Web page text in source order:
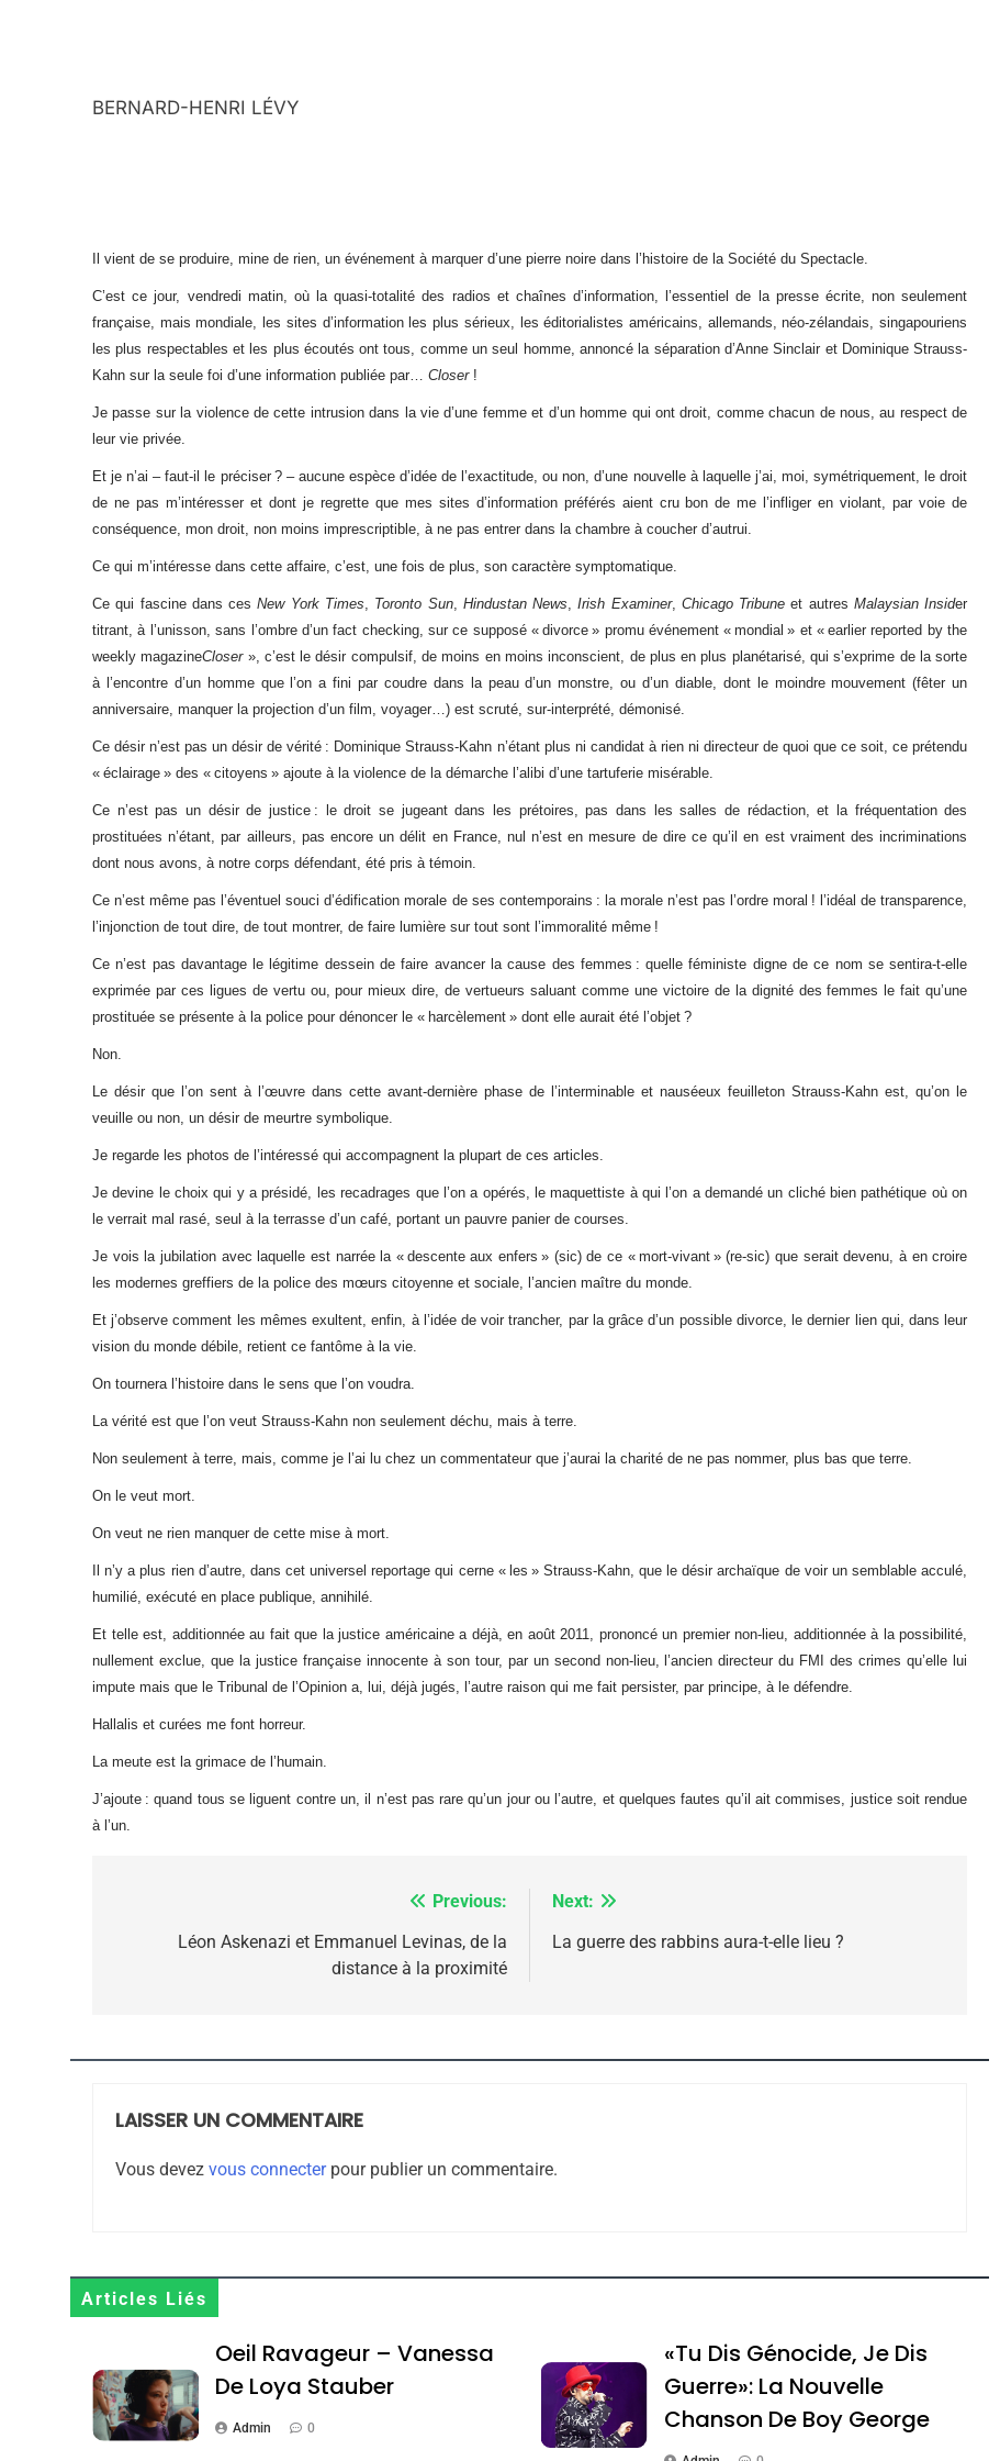
BERNARD-HENRI LÉVY
Il vient de se produire, mine de rien, un événement à marquer d’une pierre noire dans l’histoire de la Société du Spectacle.
C’est ce jour, vendredi matin, où la quasi-totalité des radios et chaînes d’information, l’essentiel de la presse écrite, non seulement
française, mais mondiale, les sites d’information les plus sérieux, les éditorialistes américains, allemands, néo-zélandais, singapouriens
les plus respectables et les plus écoutés ont tous, comme un seul homme, annoncé la séparation d’Anne Sinclair et Dominique Strauss-
Kahn sur la seule foi d’une information publiée par…
Closer !
Je passe sur la violence de cette intrusion dans la vie d’une femme et d’un homme qui ont droit, comme chacun de nous, au respect de
leur vie privée.
Et je n’ai – faut-il le préciser ? – aucune espèce d’idée de l’exactitude, ou non, d’une nouvelle à laquelle j’ai, moi, symétriquement, le droit
de ne pas m’intéresser et dont je regrette que mes sites d’information préférés aient cru bon de me l’infliger en violant, par voie de
conséquence, mon droit, non moins imprescriptible, à ne pas entrer dans la chambre à coucher d’autrui.
Ce qui m’intéresse dans cette affaire, c’est, une fois de plus, son caractère symptomatique.
Ce qui fascine dans ces New York Times Toronto Sun, Hindustan News Irish Examiner, Chicago Tribune et autres Malaysian Insider
titrant, à l’unisson, sans l’ombre d’un fact checking, sur ce supposé « divorce » promu événement « mondial » et « earlier reported by the
weekly magazineCloser », c’est le désir compulsif, de moins en moins inconscient, de plus en plus planétarisé, qui s’exprime de la sorte
à l’encontre d’un homme que l’on a fini par coudre dans la peau d’un monstre, ou d’un diable, dont le moindre mouvement (fêter un
anniversaire, manquer la projection d’un film, voyager…) est scruté, sur-interprété, démonisé.
Ce désir n’est pas un désir de vérité : Dominique Strauss-Kahn n’étant plus ni candidat à rien ni directeur de quoi que ce soit, ce prétendu
« éclairage » des « citoyens » ajoute à la violence de la démarche l’alibi d’une tartuferie misérable.
Ce n’est pas un désir de justice : le droit se jugeant dans les prétoires, pas dans les salles de rédaction, et la fréquentation des
prostituées n’étant, par ailleurs, pas encore un délit en France, nul n’est en mesure de dire ce qu’il en est vraiment des incriminations
dont nous avons, à notre corps défendant, été pris à témoin.
Ce n’est même pas l’éventuel souci d’édification morale de ses contemporains : la morale n’est pas l’ordre moral ! l’idéal de transparence,
l’injonction de tout dire, de tout montrer, de faire lumière sur tout sont l’immoralité même !
Ce n’est pas davantage le légitime dessein de faire avancer la cause des femmes : quelle féministe digne de ce nom se sentira-t-elle
exprimée par ces ligues de vertu ou, pour mieux dire, de vertueurs saluant comme une victoire de la dignité des femmes le fait qu’une
prostituée se présente à la police pour dénoncer le « harcèlement » dont elle aurait été l’objet ?
Non.
Le désir que l’on sent à l’œuvre dans cette avant-dernière phase de l’interminable et nauséeux feuilleton Strauss-Kahn est, qu’on le
veuille ou non, un désir de meurtre symbolique.
Je regarde les photos de l’intéressé qui accompagnent la plupart de ces articles.
Je devine le choix qui y a présidé, les recadrages que l’on a opérés, le maquettiste à qui l’on a demandé un cliché bien pathétique où on
le verrait mal rasé, seul à la terrasse d’un café, portant un pauvre panier de courses.
Je vois la jubilation avec laquelle est narrée la « descente aux enfers » (sic) de ce « mort-vivant » (re-sic) que serait devenu, à en croire
les modernes greffiers de la police des mœurs citoyenne et sociale, l’ancien maître du monde.
Et j’observe comment les mêmes exultent, enfin, à l’idée de voir trancher, par la grâce d’un possible divorce, le dernier lien qui, dans leur
vision du monde débile, retient ce fantôme à la vie.
On tournera l’histoire dans le sens que l’on voudra.
La vérité est que l’on veut Strauss-Kahn non seulement déchu, mais à terre.
Non seulement à terre, mais, comme je l’ai lu chez un commentateur que j’aurai la charité de ne pas nommer, plus bas que terre.
On le veut mort.
On veut ne rien manquer de cette mise à mort.
Il n’y a plus rien d’autre, dans cet universel reportage qui cerne « les » Strauss-Kahn, que le désir archaïque de voir un semblable acculé,
humilié, exécuté en place publique, annihilé.
Et telle est, additionnée au fait que la justice américaine a déjà, en août 2011, prononcé un premier non-lieu, additionnée à la possibilité,
nullement exclue, que la justice française innocente à son tour, par un second non-lieu, l’ancien directeur du FMI des crimes qu’elle lui
impute mais que le Tribunal de l’Opinion a, lui, déjà jugés, l’autre raison qui me fait persister, par principe, à le défendre.
Hallalis et curées me font horreur.
La meute est la grimace de l’humain.
J’ajoute : quand tous se liguent contre un, il n’est pas rare qu’un jour ou l’autre, et quelques fautes qu’il ait commises, justice soit rendue
à l’un.
Previous:
Léon Askenazi et Emmanuel Levinas, de la
distance à la proximité
Next:
La guerre des rabbins aura-t-elle lieu ?
LAISSER UN COMMENTAIRE
Vous devez vous connecterpour publier un commentaire.
Articles Liés
Oeil Ravageur – Vanessa
De Loya Stauber
Admin 0
«Tu Dis Génocide, Je Dis
Guerre»: La Nouvelle
Chanson De Boy George
2025, L’année La Plus Meurtrière Selon Le Rapport D’ADL Contre
FRANCE ISRAÉL
6
FIÈRE, DIGNE ET RÉSILIENTE : POURQUOI JE REVENDIQUE MA JUDAÏTE Par
Dvir
ISRAÉL JUDAISME
7
Maroc : Les Amandes De Tafraout, Le Miel De Tadla Azilal Consacrés
Terroir
1
Oeil Ravageur – Vanessa De Loya Stauber